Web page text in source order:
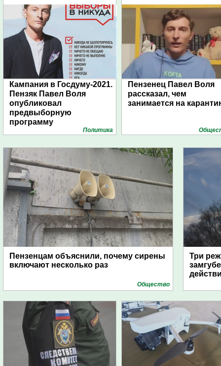
Кампания в Госдуму-2021.
Пензяк Павел Воля
опубликовал
предвыборную
программу
Политика
Пензенец Павел Воля
рассказал, чем
занимается на
Пензенцам объяснили, почему сирены
включают несколько раз
Общество
Три